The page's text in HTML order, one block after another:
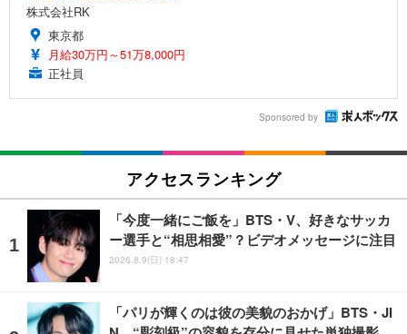
株式会社RK
東京都
月給30万円～51万8,000円
正社員
Sponsored by
アクセスランキング
「今度一緒にご飯を」BTS・V、好きなサッカ
ー選手と“相思相愛”？ビデオメッセージに注目
2026.8.9(日) 18:47
「パリが輝くのは彼の美貌のおかげ」BTS・JI